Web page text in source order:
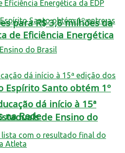
Espírito Santo obtém 1º
de Ensino do
para R$ 3,6 milhões da
de Eficiência Energética
dá início à 15ª
na Rede